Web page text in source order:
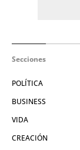
Secciones
POLÍTICA
BUSINESS
VIDA
CREACIÓN